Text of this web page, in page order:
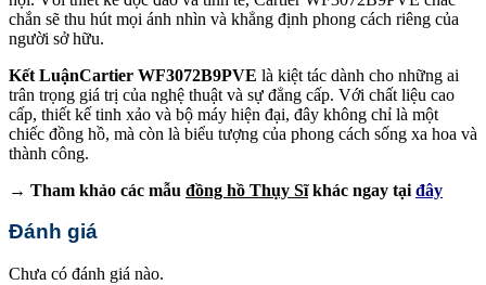
chắn sẽ thu hút mọi ánh nhìn và khẳng định phong cách riêng của
người sở hữu.
Kết LuậnCartier WF3072B9PVE là kiệt tác dành cho những ai
trân trọng giá trị của nghệ thuật và sự đẳng cấp. Với chất liệu cao
cấp, thiết kế tinh xảo và bộ máy hiện đại, đây không chỉ là một
chiếc đồng hồ, mà còn là biểu tượng của phong cách sống xa hoa và
thành công.
→ Tham khảo các mẫu đồng hồ Thụy Sĩkhác ngay tại đây
Đánh giá
Chưa có đánh giá nào.